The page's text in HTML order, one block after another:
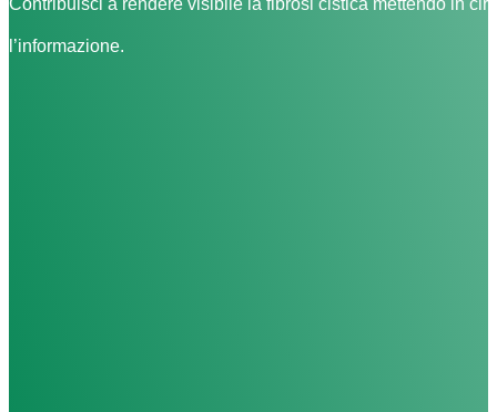
Contribuisci a rendere visibile la fibrosi cistica mettendo in
l’informazione.